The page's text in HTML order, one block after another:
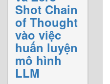
Shot Chain
of Thought
vào việc
huấn luyện
mô hình
LLM